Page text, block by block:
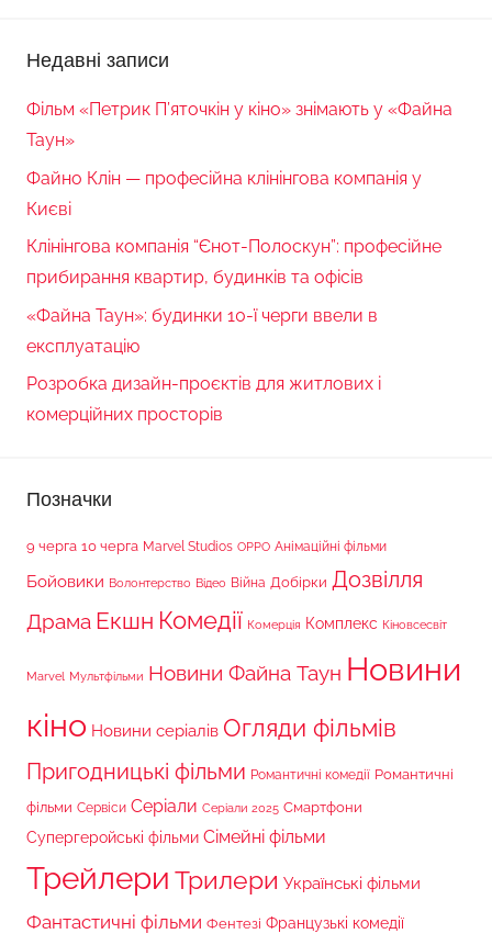
Недавні записи
Фільм «Петрик П’яточкін у кіно» знімають у «Файна
Таун»
Файно Клін — професійна клінінгова компанія у
Києві
Клінінгова компанія “Єнот-Полоскун”: професійне
прибирання квартир, будинків та офісів
«Файна Таун»: будинки 10-ї черги ввели в
експлуатацію
Розробка дизайн-проєктів для житлових і
комерційних просторів
Позначки
9 черга 10 черга Marvel Studios OPPO Анімаційні фільми
Бойовики Волонтерство Відео Війна Добірки Дозвілля
Драма Екшн Комедії Комерція Комплекс Кіновсесвіт
Marvel Мультфільми Новини Файна Таун Новини
кіно Новини серіалів Огляди фільмів
Пригодницькі фільми Романтичні комедії Романтичні
фільми Сервіси Серіали Серіали 2025 Смартфони
Супергеройські фільми Сімейні фільми
Трейлери Трилери Українські фільми
Фантастичні фільми Фентезі Французькі комедії